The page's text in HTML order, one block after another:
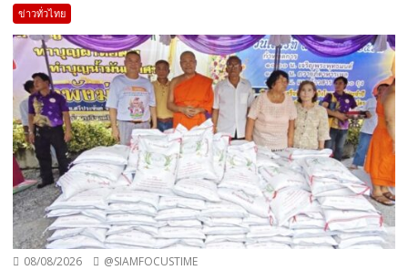
ข่าวทั่วไทย
08/08/2026 @SIAMFOCUSTIME